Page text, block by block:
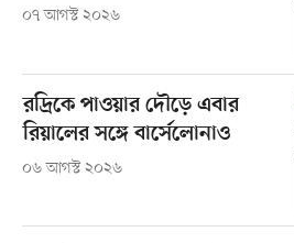
০৭ আগস্ট ২০২৬
রদ্রিকে পাওয়ার দৌড়ে এবার
রিয়ালের সঙ্গে বার্সেলোনাও
০৬ আগস্ট ২০২৬